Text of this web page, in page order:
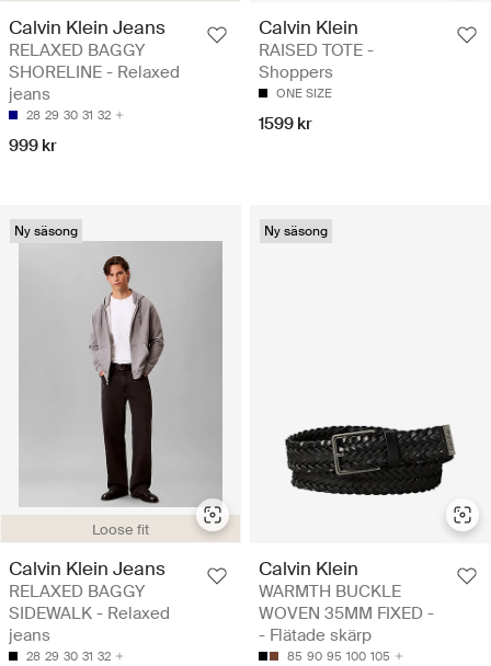
Calvin Klein Jeans
RELAXED BAGGY
SHORELINE - Relaxed
jeans
28 29 30 31 32
999 kr
Calvin Klein
RAISED TOTE -
Shoppers
ONE SIZE
1599 kr
Loose fit
Ny säsong
Calvin Klein Jeans
RELAXED BAGGY
SIDEWALK - Relaxed
jeans
28 29 30 31 32
Ny säsong
Calvin Klein
WARMTH BUCKLE
WOVEN 35MM FIXED -
- Flätade skärp
85 90 95 100 105